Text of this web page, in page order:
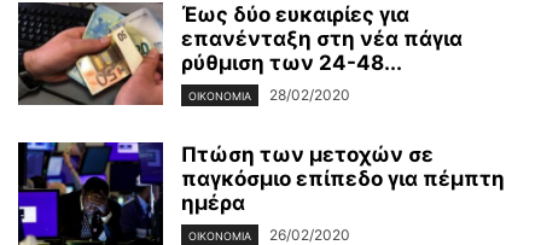
Έως δύο ευκαιρίες για
επανένταξη στη νέα πάγια
ρύθμιση των 24-48...
ΟΙΚΟΝΟΜΊΑ 28/02/2020
Πτώση των μετοχών σε
παγκόσμιο επίπεδο για πέμπτη
ημέρα
ΟΙΚΟΝΟΜΊΑ 26/02/2020